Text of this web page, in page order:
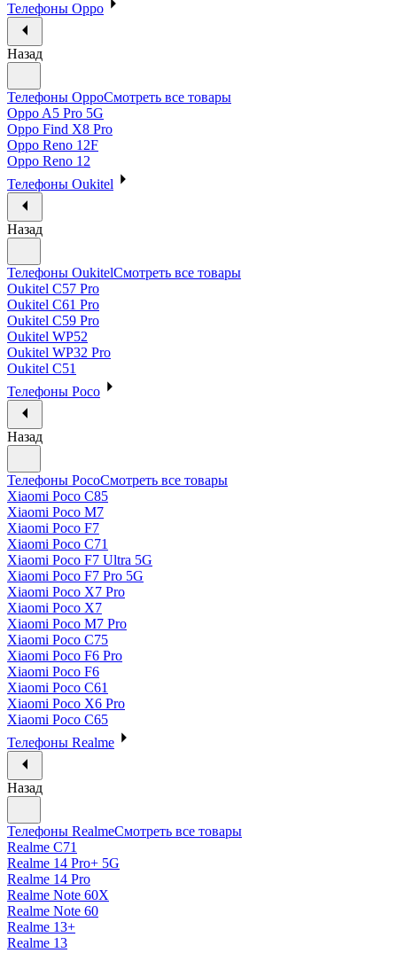
Телефоны Oppo
Назад
Телефоны OppoСмотреть все товары
Oppo A5 Pro 5G
Oppo Find X8 Pro
Oppo Reno 12F
Oppo Reno 12
Телефоны Oukitel
Назад
Телефоны OukitelСмотреть все товары
Oukitel C57 Pro
Oukitel C61 Pro
Oukitel C59 Pro
Oukitel WP52
Oukitel WP32 Pro
Oukitel C51
Телефоны Poco
Назад
Телефоны PocoСмотреть все товары
Xiaomi Poco C85
Xiaomi Poco M7
Xiaomi Poco F7
Xiaomi Poco C71
Xiaomi Poco F7 Ultra 5G
Xiaomi Poco F7 Pro 5G
Xiaomi Poco X7 Pro
Xiaomi Poco X7
Xiaomi Poco M7 Pro
Xiaomi Poco C75
Xiaomi Poco F6 Pro
Xiaomi Poco F6
Xiaomi Poco C61
Xiaomi Poco X6 Pro
Xiaomi Poco C65
Телефоны Realme
Назад
Телефоны RealmeСмотреть все товары
Realme C71
Realme 14 Pro+ 5G
Realme 14 Pro
Realme Note 60X
Realme Note 60
Realme 13+
Realme 13